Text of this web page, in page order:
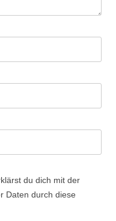
du dich mit der
Daten durch diese